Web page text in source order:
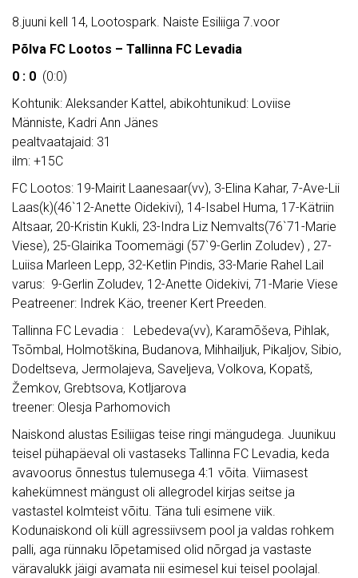
8.juuni kell 14, Lootospark. Naiste Esiliiga 7.voor
Põlva FC Lootos – Tallinna FC Levadia
0 : 0 (0:0)
Kohtunik: Aleksander Kattel, abikohtunikud: Loviise
Männiste, Kadri Ann Jänes
pealtvaatajaid: 31
ilm: +15C
FC Lootos: 19-Mairit Laanesaar(vv), 3-Elina Kahar, 7-Ave-Lii
Laas(k)(46`12-Anette Oidekivi), 14-Isabel Huma, 17-Kätriin
Altsaar, 20-Kristin Kukli, 23-Indra Liz Nemvalts(76`71-Marie
Viese), 25-Glairika Toomemägi (57`9-Gerlin Zoludev) , 27-
Luiisa Marleen Lepp, 32-Ketlin Pindis, 33-Marie Rahel Lail
varus: 9-Gerlin Zoludev, 12-Anette Oidekivi, 71-Marie Viese
Peatreener: Indrek Käo, treener Kert Preeden.
Tallinna FC Levadia : Lebedeva(vv), Karamõševa, Pihlak,
Tsõmbal, Holmotškina, Budanova, Mihhailjuk, Pikaljov, Sibio,
Dodeltseva, Jermolajeva, Saveljeva, Volkova, Kopatš,
Žemkov, Grebtsova, Kotljarova
treener: Olesja Parhomovich
Naiskond alustas Esiliigas teise ringi mängudega. Juunikuu
teisel pühapäeval oli vastaseks Tallinna FC Levadia, keda
avavoorus õnnestus tulemusega 4:1 võita. Viimasest
kahekümnest mängust oli allegrodel kirjas seitse ja
vastastel kolmteist võitu. Täna tuli esimene viik.
Kodunaiskond oli küll agressiivsem pool ja valdas rohkem
palli, aga rünnaku lõpetamised olid nõrgad ja vastaste
väravalukk jäigi avamata nii esimesel kui teisel poolajal.